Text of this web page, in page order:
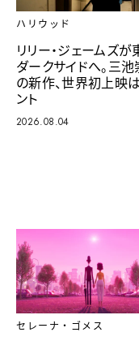
ハリウッド
リリー・ジェームズ
ダークサイドへ。三
の新作、世界初上映
ント
2026.08.04
セレーナ・ゴメス